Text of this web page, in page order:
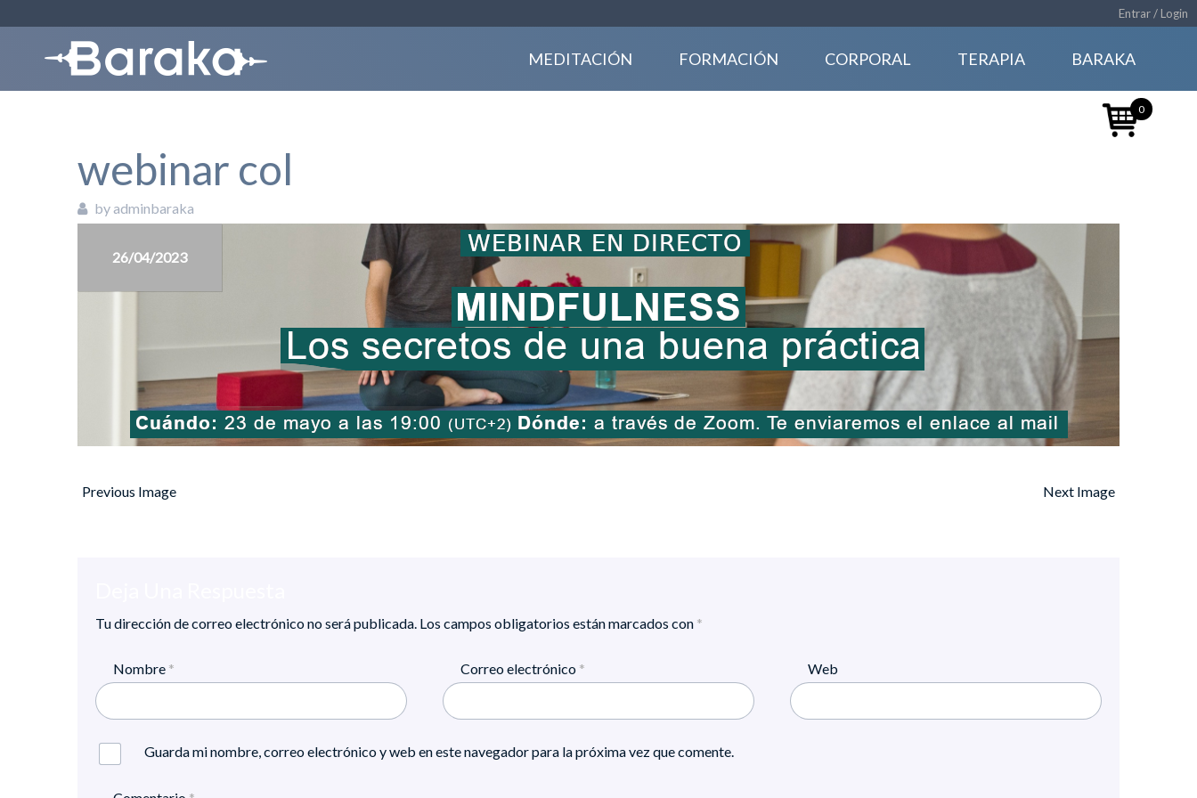
Entrar / Login
MEDITACIÓN FORMACIÓN CORPORAL TERAPIA BARAKA
webinar col
by adminbaraka
26/04/2023
Previous Image Next Image
Tu dirección de correo electrónico no será publicada. Los campos obligatorios están marcados con *
Nombre * Correo electrónico * Web
Guarda mi nombre, correo electrónico y web en este navegador para la próxima vez que comente.
0